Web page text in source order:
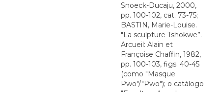
Snoeck-Ducaju, 2000,
pp. 100-102, cat. 73-75;
BASTIN, Marie-Louise.
"La sculpture Tshokwe”.
Arcueil: Alain et
Françoise Chaffin, 1982,
pp. 100-103, figs. 40-45
(como "Masque
Pwo"/"Pwo"); o catálogo